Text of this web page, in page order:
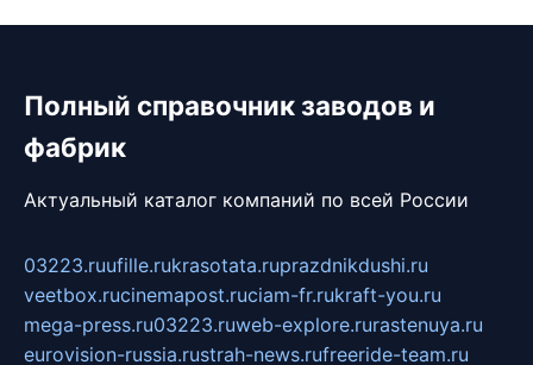
Полный справочник заводов и
фабрик
Актуальный каталог компаний по всей России
03223.ruufille.rukrasotata.ruprazdnikdushi.ru
veetbox.rucinemapost.ruciam-fr.rukraft-you.ru
mega-press.ru03223.ruweb-explore.rurastenuya.ru
eurovision-russia.rustrah-news.rufreeride-team.ru